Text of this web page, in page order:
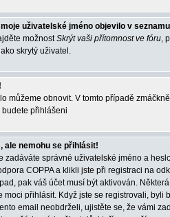
uživatelské jméno objevilo v
možnostSkrýt vaši přítomnost ve fóru,
skrytý uživatel.
můžeme obnovit. V tomto případě
přihlášeni
ale nemohu se přihlásit!
zadáváte správné uživatelské jméno a
COPPA a klikli jste při registraci na
pak váš účet musí být aktivován.
moci přihlásit. Když jste se registrovali,
email neobdrželi, ujistěte se, že vámi